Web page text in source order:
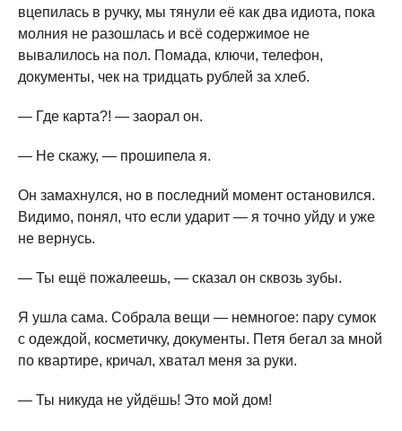
вцепилась в ручку, мы тянули её как два идиота, пока
молния не разошлась и всё содержимое не
вывалилось на пол. Помада, ключи, телефон,
документы, чек на тридцать рублей за хлеб.
— Где карта?! — заорал он.
— Не скажу, — прошипела я.
Он замахнулся, но в последний момент остановился.
Видимо, понял, что если ударит — я точно уйду и уже
не вернусь.
— Ты ещё пожалеешь, — сказал он сквозь зубы.
Я ушла сама. Собрала вещи — немногое: пару сумок
с одеждой, косметичку, документы. Петя бегал за мной
по квартире, кричал, хватал меня за руки.
— Ты никуда не уйдёшь! Это мой дом!